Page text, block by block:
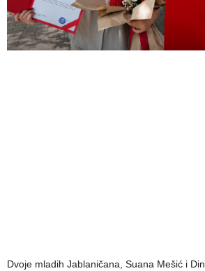
Dvoje mladih Jablaničana, Suana Mešić i